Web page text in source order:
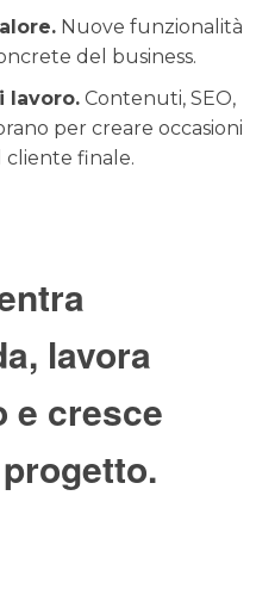
Nuove funzionalità
del business.
lavoro.Contenuti, SEO,
per creare occasioni
cliente finale.
lavora
e cresce